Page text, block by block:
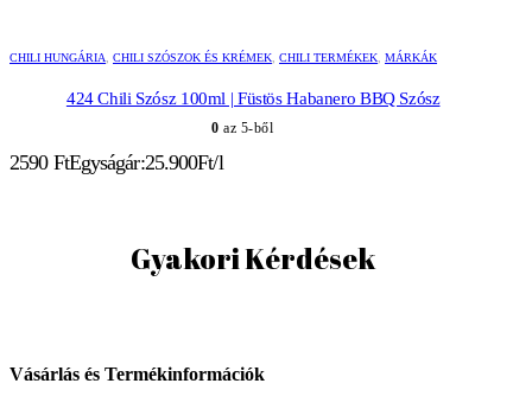
2790 Ft.2590 Ft.
CHILI HUNGÁRIA CHILI SZÓSZOK ÉS KRÉMEK CHILI TERMÉKEK MÁRKÁK
424 Chili Szósz 100ml | Füstös Habanero BBQ Szósz
0 az 5-ből
2590 FtEgyságár:25.900Ft/l
Gyakori Kérdések
Vásárlás és Termékinformációk